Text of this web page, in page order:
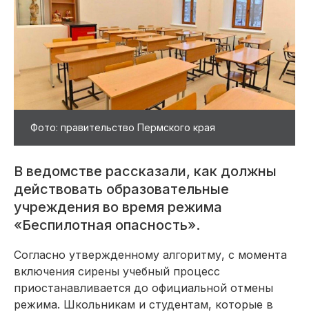
Фото: правительство Пермского края
В ведомстве рассказали, как должны
действовать образовательные
учреждения во время режима
«Беспилотная опасность».
Согласно утвержденному алгоритму, с момента
включения сирены учебный процесс
приостанавливается до официальной отмены
режима. Школьникам и студентам, которые в